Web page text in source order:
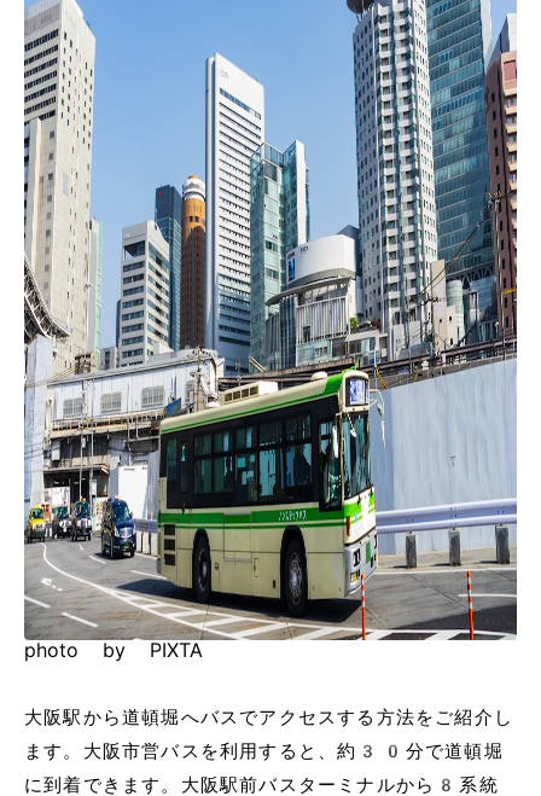
photo by PIXTA
大阪駅から道頓堀へバスでアクセスする方法をご紹介し
ます。大阪市営バスを利用すると、約30分で道頓堀
に到着できます。大阪駅前バスターミナルから8系統